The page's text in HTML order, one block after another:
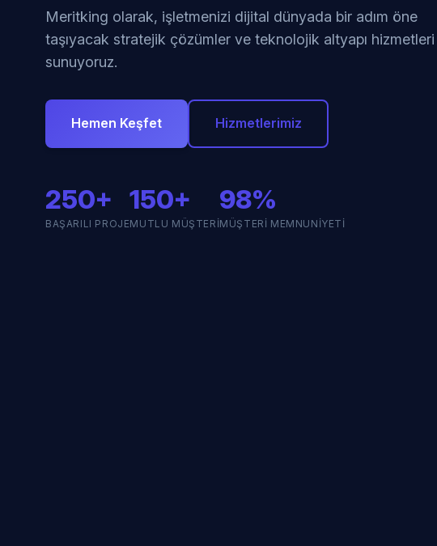
Meritking olarak, işletmenizi dijital dünyada bir adım öne
taşıyacak stratejik çözümler ve teknolojik altyapı hizmetleri
sunuyoruz.
Hemen Keşfet Hizmetlerimiz
250+
BAŞARILI PROJE
150+
MUTLU MÜŞTERI
98%
MÜŞTERI MEMNUNIYETI